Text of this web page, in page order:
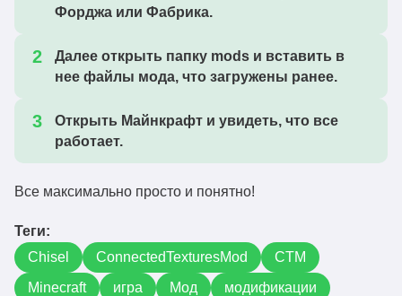
Форджа или Фабрика.
Далее открыть папку mods и вставить в
нее файлы мода, что загружены ранее.
Открыть Майнкрафт и увидеть, что все
работает.
Все максимально просто и понятно!
Теги:
Chisel
ConnectedTexturesMod
CTM
Minecraft
игра Мод
модификации